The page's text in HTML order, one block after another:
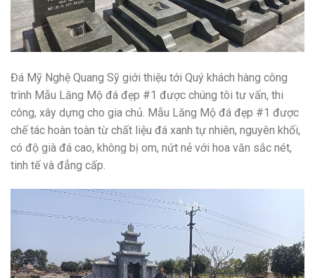
Đá Mỹ Nghệ Quang Sỹ giới thiệu tới Quý khách hàng công
trình Mẫu Lăng Mộ đá đẹp #1 được chúng tôi tư vấn, thi
công, xây dựng cho gia chủ. Mẫu Lăng Mộ đá đẹp #1 được
chế tác hoàn toàn từ chất liệu đá xanh tự nhiên, nguyên khối,
có độ già đá cao, không bị om, nứt nẻ với hoa văn sắc nét,
tinh tế và đẳng cấp.